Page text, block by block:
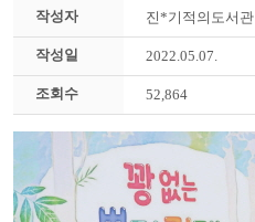
작성자 진*기적의도서관
작성일 2022.05.07.
조회수 52,864